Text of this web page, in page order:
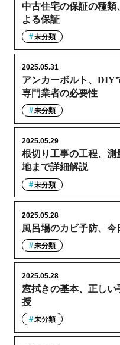
中古住宅の保証の種類
よる保証
未分類
アンカーボルト、DIY
専門業者の必要性
2025.05.31
未分類
根切り工事の工程、
地まで詳細解説
2025.05.29
未分類
風呂場のカビ予防、
2025.05.28
未分類
窓拭きの基本、正し
授
2025.05.28
未分類